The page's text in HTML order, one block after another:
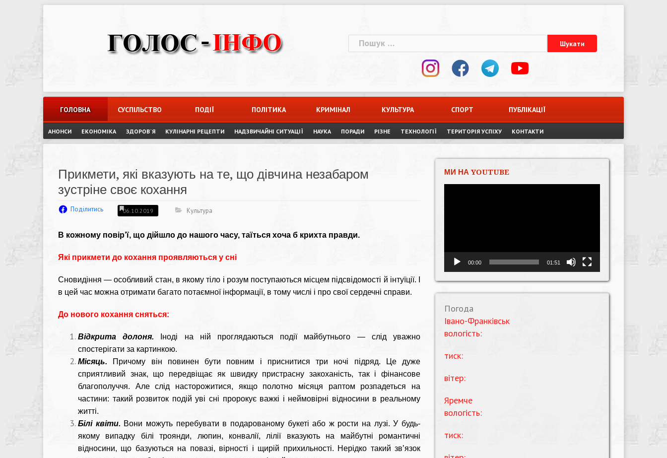
Пошук:
ГОЛОВНА СУСПІЛЬСТВО ПОДІЇ ПОЛІТИКА КРИМІНАЛ КУЛЬТУРА СПОРТ ПУБЛІКАЦІЇ
АНОНСИ ЕКОНОМІКА ЗДОРОВ`Я КУЛІНАРНІ РЕЦЕПТИ НАДЗВИЧАЙНІ СИТУАЦІЇ НАУКА ПОРАДИ РІЗНЕ ТЕХНОЛОГІЇ ТЕРИТОРІЯ УСПІХУ КОНТАКТИ
Прикмети, які вказують на те, що дівчина незабаром
зустріне своє кохання
Поділитись 06.10.2019 Культура
В кожному повір’ї, що дійшло до нашого часу, таїться хоча б крихта правди.
Які прикмети до кохання проявляються у сні
Сновидіння — особливий стан, в якому тіло і розум поступаються місцем підсвідомості й інтуїції. І
в цей час можна отримати багато потаємної інформації, в тому числі і про свої сердечні справи.
До нового кохання сняться:
Відкрита долоня. Іноді на ній проглядаються події майбутнього — слід уважно
спостерігати за картинкою.
Місяць. Причому він повинен бути повним і приснитися три ночі підряд. Це дуже
сприятливий знак, що передвіщає як швидку пристрасну закоханість, так і фінансове
благополуччя. Але слід насторожитися, якщо полотно місяця раптом розпадеться на
частини: такий розвиток подій уві сні пророкує важкі і неймовірні відносини в реальному
житті.
Білі квіти. Вони можуть перебувати в подарованому букеті або ж рости на лузі. У будь-
якому випадку білі троянди, люпин, конвалії, лілії вказують на майбутні романтичні
відносини, що базуються на повазі, вірності і щирій прихильності. Нерідко такий зв’язок
МИ НА YOUTUBE
00:00 01:51
Погода
Івано-Франківськ
вологість:
тиск:
вітер:
Яремче
вологість:
тиск: